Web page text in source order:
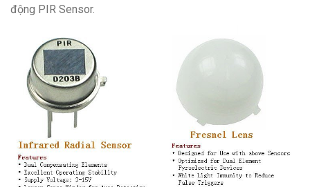
động PIR Sensor.